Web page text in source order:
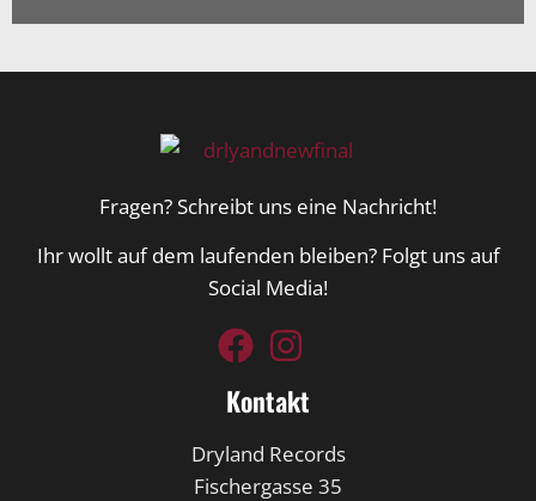
Fragen? Schreibt uns eine Nachricht!
Ihr wollt auf dem laufenden bleiben? Folgt uns auf
Social Media!
Kontakt
Dryland Records
Fischergasse 35